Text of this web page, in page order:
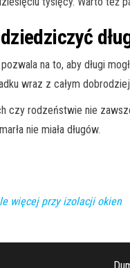
na to, aby długi
wraz z całym
czy rodzeństwie nie
nie miała długów.
więcej przy izolacji okien